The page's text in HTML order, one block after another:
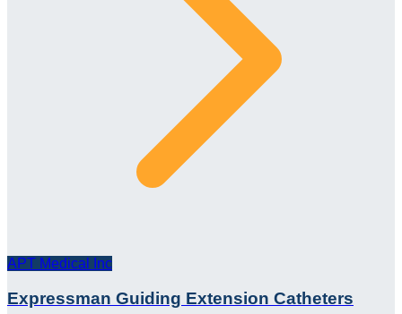
APT Medical Inc
Expressman Guiding Extension Catheters